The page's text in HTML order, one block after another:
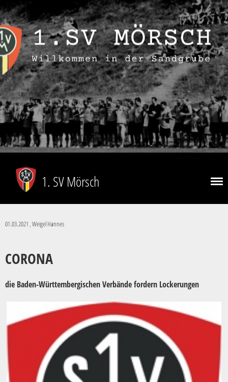
1. SV Mörsch
01.03.2021 , Weigel Hannes
CORONA
die Baden-Württembergischen Verbände fordern Lockerungen